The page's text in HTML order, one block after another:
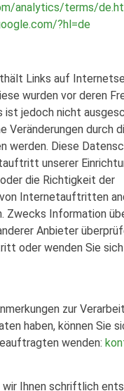
analytics/terms/
?hl=de
Links auf
wurden vor deren
jedoch nicht
Veränderungen durch
werden. Diese
unserer
die Richtigkeit der
Internetauftritten
Zwecks Information
Anbieter
oder wenden Sie sich
zur
haben, können Sie
wenden:
Ihnen schriftlich